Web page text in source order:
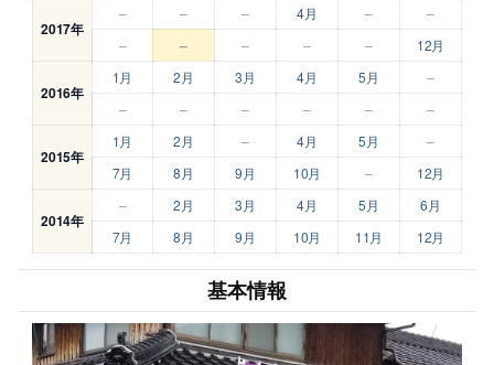
2017年
– – – 4月 –
–
–
– – – – 12月
2016年
1月 2月 3月 4月 5月
–
–
– – – – –
2015年
1月 2月 – 4月 5月
–
7月
8月 9月 10月 – 12月
2014年
– 2月 3月 4月 5月
6月
7月
8月 9月 10月 11月 12月
基本情報